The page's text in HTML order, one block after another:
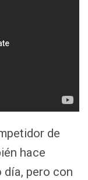
de
hace
día, pero con